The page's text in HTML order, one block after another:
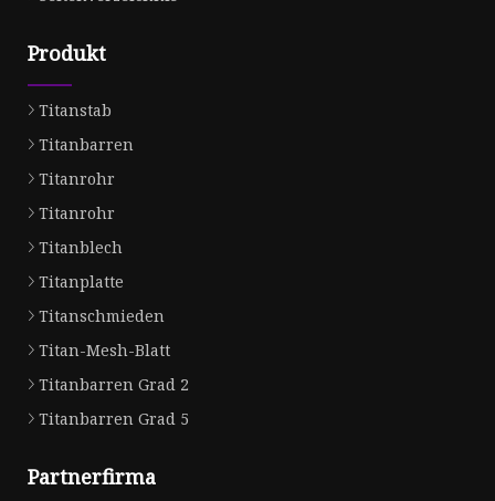
Produkt
Titanstab
Titanbarren
Titanrohr
Titanrohr
Titanblech
Titanplatte
Titanschmieden
Titan-Mesh-Blatt
Titanbarren Grad 2
Titanbarren Grad 5
Partnerfirma